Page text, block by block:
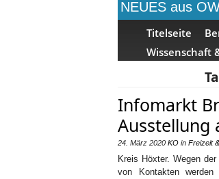
NEUES aus
Titelseite
Wissenschaft
Infomarkt
Ausstellung
24. März 2020 KO in Freizeit
Kreis Höxter. Wegen
von Kontakten